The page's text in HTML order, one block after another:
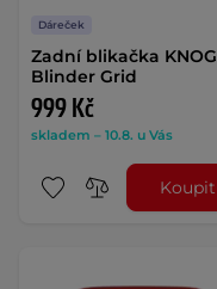
Dáreček
Zadní blikačka KNOG
Blinder Grid
999 Kč
skladem – 10.8. u Vás
Koupit